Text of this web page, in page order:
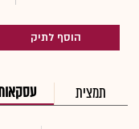
הוסף לתיק
תמצית